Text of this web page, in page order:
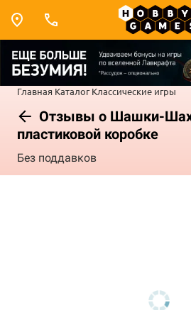
Главная Каталог Классические игры
Отзывы о Шашки-
пластиковой коробке
Без поддавков